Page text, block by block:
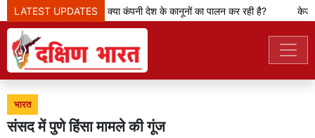
LATEST UPDATES
मेटा टीम से पूछ रही सरकार- क्या कंपनी देश के कानूनों का पालन कर रही है?
भारत
संसद में पुणे हिंसा मामले की गूंज